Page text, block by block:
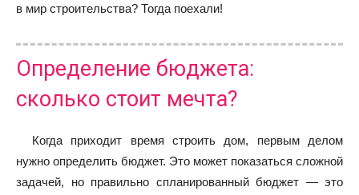
в мир строительства? Тогда поехали!
Определение бюджета:
сколько стоит мечта?
Когда приходит время строить дом, первым делом
нужно определить бюджет. Это может показаться сложной
задачей, но правильно спланированный бюджет — это